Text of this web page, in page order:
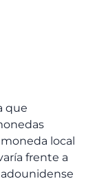
que
local
frente a